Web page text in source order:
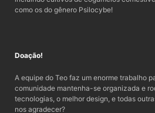
como os do gênero Psilocybe!
Doação!
A equipe do Teo faz um enorme trabalho
comunidade mantenha-se organizada e
tecnologias, o melhor design, e todas
nos agradecer?